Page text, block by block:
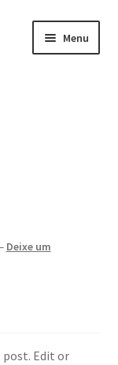
Menu
Deixe um
post. Edit or